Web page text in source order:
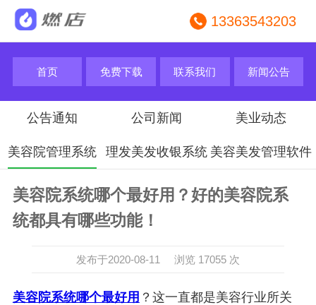
13363543203
首页 免费下载 联系我们 新闻公告
公告通知 公司新闻 美业动态
美容院管理系统 理发美发收银系统 美容美发管理软件
美容院系统哪个最好用？好的美容院系
统都具有哪些功能！
发布于2020-08-11 浏览 17055 次
美容院系统哪个最好用 ？这一直都是美容行业所关